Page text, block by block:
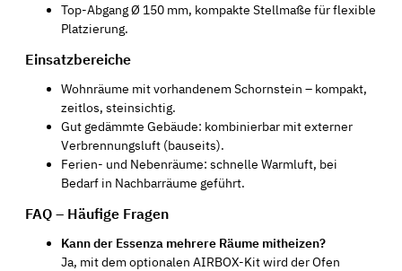
Top-Abgang Ø 150 mm, kompakte Stellmaße für flexible
Platzierung.
Einsatzbereiche
Wohnräume mit vorhandenem Schornstein – kompakt,
zeitlos, steinsichtig.
Gut gedämmte Gebäude: kombinierbar mit externer
Verbrennungsluft (bauseits).
Ferien- und Nebenräume: schnelle Warmluft, bei
Bedarf in Nachbarräume geführt.
FAQ – Häufige Fragen
Kann der Essenza mehrere Räume mitheizen?
Ja, mit dem optionalen AIRBOX-Kit wird der Ofen